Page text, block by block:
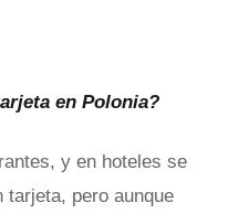
en Polonia?
y en hoteles se
tarjeta, pero aunque